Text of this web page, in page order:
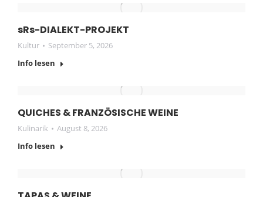
sRs-DIALEKT-PROJEKT
Kultur
September 5, 2026
Info lesen
QUICHES & FRANZÖSISCHE WEINE
Kulinarik
August 8, 2026
Info lesen